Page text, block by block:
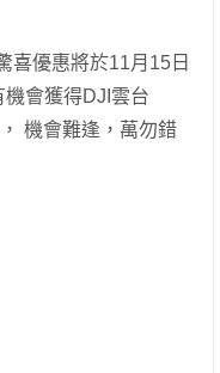
喜優惠將於11月15日
會獲得DJI雲台
機會難逢，萬勿錯